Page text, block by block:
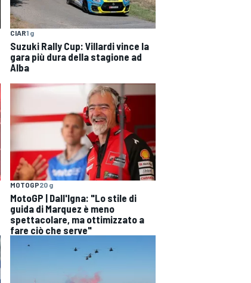
CIAR1 g
Suzuki Rally Cup: Villardi vince la
gara più dura della stagione ad
Alba
MOTOGP20 g
MotoGP | Dall'Igna: "Lo stile di
guida di Marquez è meno
spettacolare, ma ottimizzato a
fare ciò che serve"